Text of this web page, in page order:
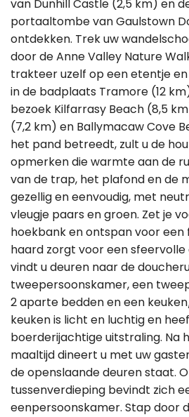
van Dunhill Castle (2,5 km) en
portaaltombe van Gaulstown
ontdekken. Trek uw
door de Anne Valley Nature
trakteer uzelf op een etentje
in de badplaats Tramore (12
bezoek Kilfarrasy Beach (8,5
(7,2 km) en Ballymacaw Cove
het pand betreedt, zult u de
opmerken die warmte aan de
van de trap, het plafond en de
gezellig en eenvoudig, met
vleugje paars en groen. Zet je
hoekbank en ontspan voor
haard zorgt voor een sfeervolle
vindt u deuren naar de
tweepersoonskamer, een
2 aparte bedden en een
keuken is licht en luchtig en
boerderijachtige uitstraling. Na
maaltijd dineert u met uw
de openslaande deuren staat.
tussenverdieping bevindt zich
eenpersoonskamer. Stap door